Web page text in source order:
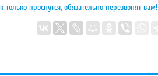
проснутся, обязательно перезвонят вам!